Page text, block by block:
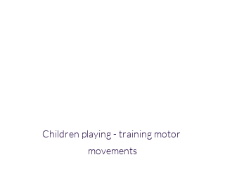
Children playing - training motor
movements